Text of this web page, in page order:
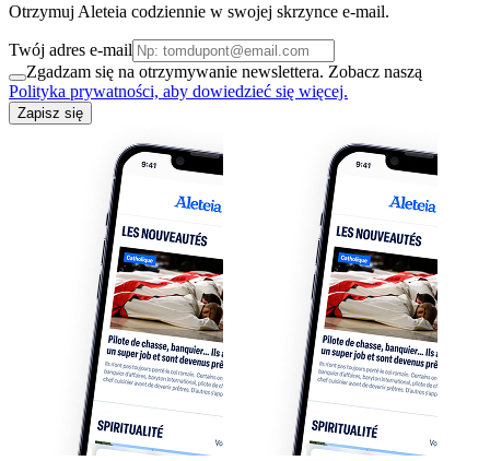
Otrzymuj Aleteia codziennie w swojej skrzynce e-mail.
Twój adres e-mail
Zgadzam się na otrzymywanie newslettera. Zobacz naszą
Polityka prywatności, aby dowiedzieć się więcej.
Zapisz się